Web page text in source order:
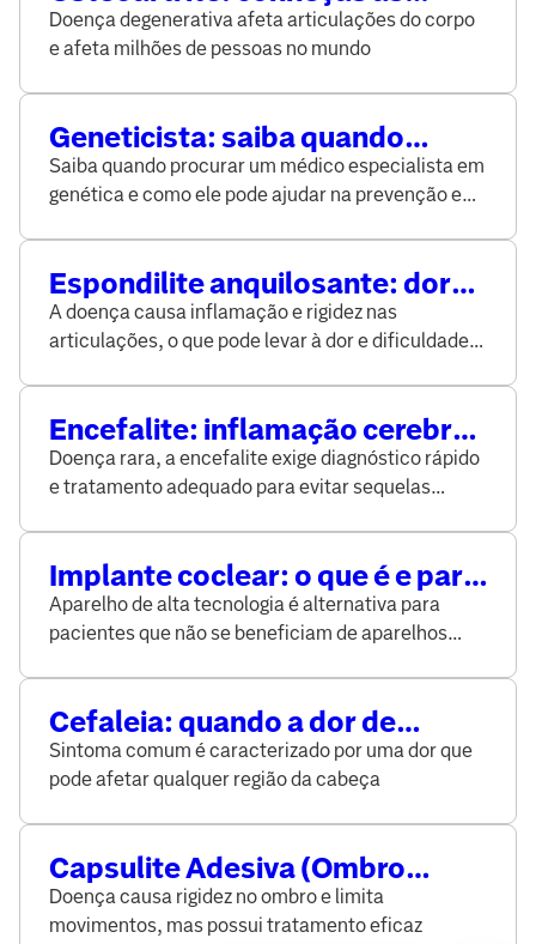
causas e os sintomas
Doença degenerativa afeta articulações do corpo
e afeta milhões de pessoas no mundo
Geneticista: saiba quando
procurar um especialista
Saiba quando procurar um médico especialista em
genética e como ele pode ajudar na prevenção e
Espondilite anquilosante: dor
nas costas que pode ser mais
do que parece
A doença causa inflamação e rigidez nas
articulações, o que pode levar à dor e dificuldade
Encefalite: inflamação cerebral
requer atenção médica
imediata
Doença rara, a encefalite exige diagnóstico rápido
e tratamento adequado para evitar sequelas
Implante coclear: o que é e para
que serve?
Aparelho de alta tecnologia é alternativa para
pacientes que não se beneficiam de aparelhos
Cefaleia: quando a dor de
cabeça indica condições
graves?
Sintoma comum é caracterizado por uma dor que
pode afetar qualquer região da cabeça
Capsulite Adesiva (Ombro
Congelado): o que é, sintomas e
tratamento
Doença causa rigidez no ombro e limita
movimentos, mas possui tratamento eficaz